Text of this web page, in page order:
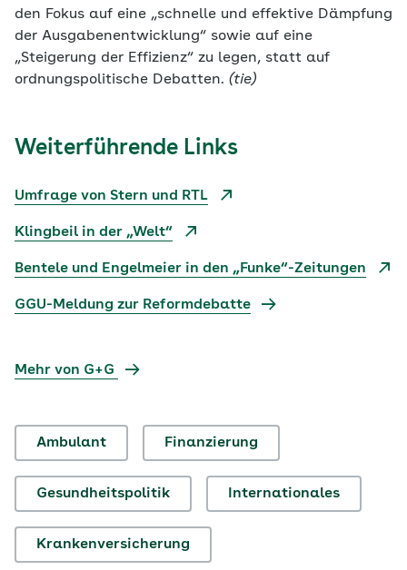
den Fokus auf eine „schnelle und effektive Dämpfung
der Ausgabenentwicklung“ sowie auf eine
„Steigerung der Effizienz“ zu legen, statt auf
ordnungspolitische Debatten. (tie)
Weiterführende Links
Umfrage von Stern und RTL
Klingbeil in der „Welt“
Bentele und Engelmeier in den „Funke“-Zeitungen
GGU-Meldung zur Reformdebatte
Mehr von G+G
Ambulant Finanzierung
Gesundheitspolitik Internationales
Krankenversicherung